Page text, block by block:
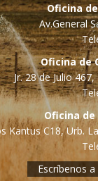
Oficina de
Av.General
Oficina de
Jr. 28 de Julio
Oficina de
Kantus C18, Urb.
Escríbenos a